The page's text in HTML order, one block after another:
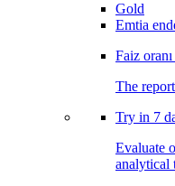
Gold
Emtia
Faiz oranı
The
Try in 7
Evaluate
analytical